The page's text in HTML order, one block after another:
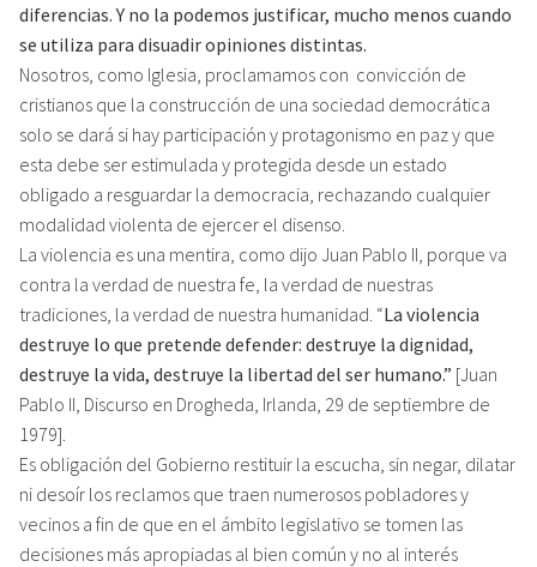
diferencias. Y no la podemos justificar, mucho menos cuando
se utiliza para disuadir opiniones distintas.
Nosotros, como Iglesia, proclamamos con convicción de
cristianos que la construcción de una sociedad democrática
solo se dará si hay participación y protagonismo en paz y que
esta debe ser estimulada y protegida desde un estado
obligado a resguardar la democracia, rechazando cualquier
modalidad violenta de ejercer el disenso.
La violencia es una mentira, como dijo Juan Pablo II, porque va
contra la verdad de nuestra fe, la verdad de nuestras
tradiciones, la verdad de nuestra humanidad. “La violencia
destruye lo que pretende defender: destruye la dignidad,
destruye la vida, destruye la libertad del ser humano.” [Juan
Pablo II, Discurso en Drogheda, Irlanda, 29 de septiembre de
1979].
Es obligación del Gobierno restituir la escucha, sin negar, dilatar
ni desoír los reclamos que traen numerosos pobladores y
vecinos a fin de que en el ámbito legislativo se tomen las
decisiones más apropiadas al bien común y no al interés